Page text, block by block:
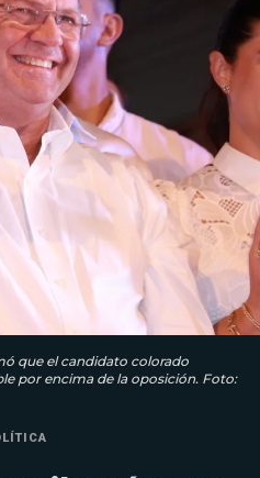
que el candidato colorado
por encima de la oposición. Foto: